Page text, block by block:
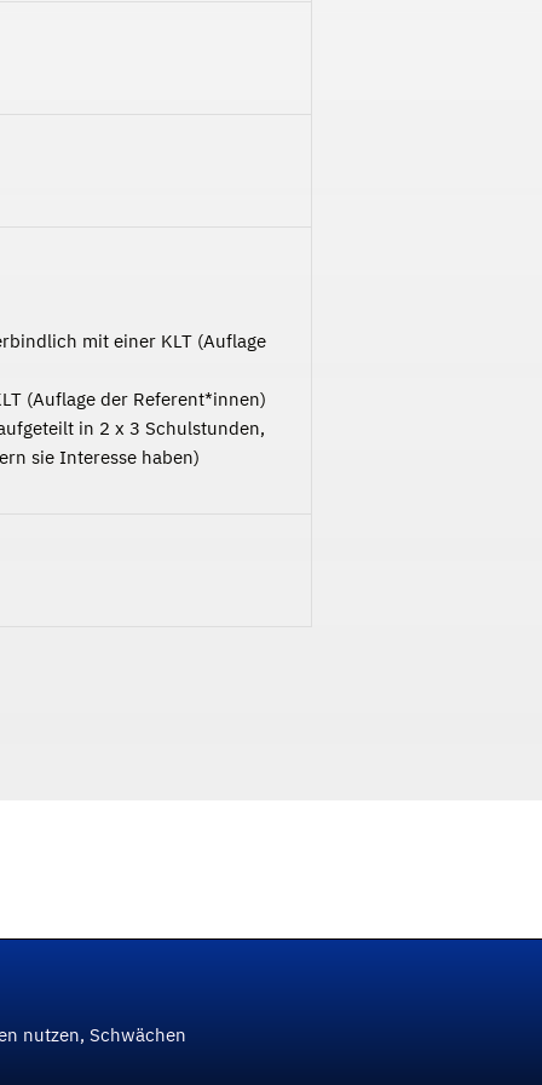
mit einer KLT (Auflage
(Auflage der Referent*innen)
in 2 x 3 Schulstunden,
sie Interesse haben)
nutzen, Schwächen